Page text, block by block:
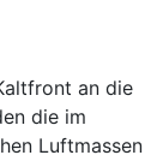
an die
die im
Luftmassen